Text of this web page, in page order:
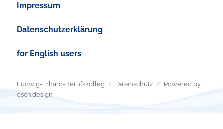
Impressum
Datenschutzerklärung
for English users
Ludwig-Erhard-Berufskolleg Datenschutz
Powered by
esch.design